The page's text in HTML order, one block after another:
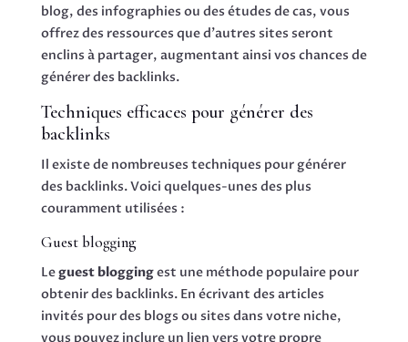
blog, des infographies ou des études de cas, vous
offrez des ressources que d’autres sites seront
enclins à partager, augmentant ainsi vos chances de
générer des backlinks.
Techniques efficaces pour générer des
backlinks
Il existe de nombreuses techniques pour générer
des backlinks. Voici quelques-unes des plus
couramment utilisées :
Guest blogging
Leguest bloggingest une méthode populaire pour
obtenir des backlinks. En écrivant des articles
invités pour des blogs ou sites dans votre niche,
vous pouvez inclure un lien vers votre propre